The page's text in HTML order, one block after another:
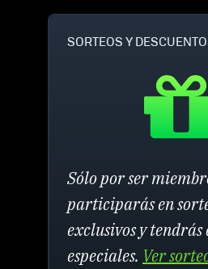
SORTEOS Y
Sólo por ser
participarás en
exclusivos y tendrás
especiales. Ver